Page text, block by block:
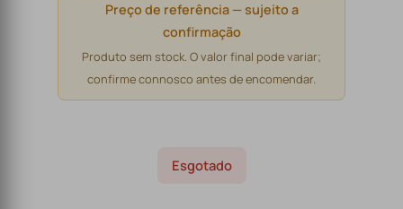
Preço de referência — sujeito a
confirmação
Produto sem stock. O valor final pode variar;
confirme connosco antes de encomendar.
Esgotado